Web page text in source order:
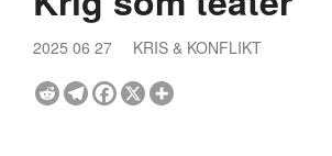
2025 06 27 KRIS & KONFLIKT